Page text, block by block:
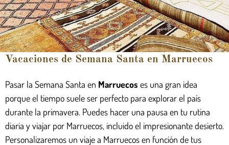
Vacaciones de Semana Santa en Marruecos
Pasar la Semana Santa en Marruecos es una gran idea
porque el tiempo suele ser perfecto para explorar el país
durante la primavera. Puedes hacer una pausa en tu rutina
diaria y viajar por Marruecos, incluido el impresionante desierto.
Personalizaremos un viaje a Marruecos en función de tus